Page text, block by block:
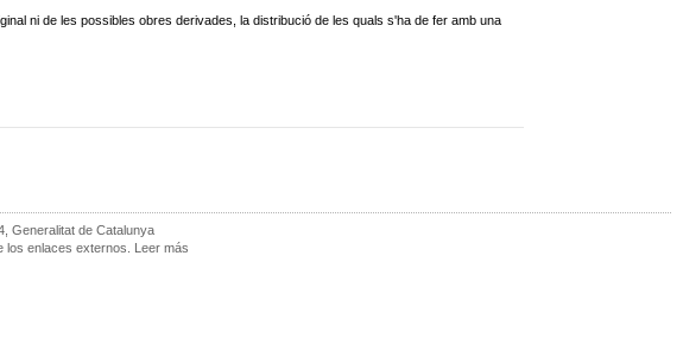
ni de les possibles obres derivades, la distribució de les quals s'ha de fer amb una
Generalitat de Catalunya
los enlaces externos. Leer más